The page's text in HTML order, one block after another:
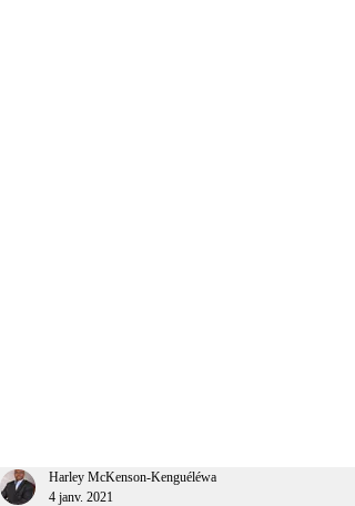
Harley McKenson-Kenguéléwa
4 janv. 2021